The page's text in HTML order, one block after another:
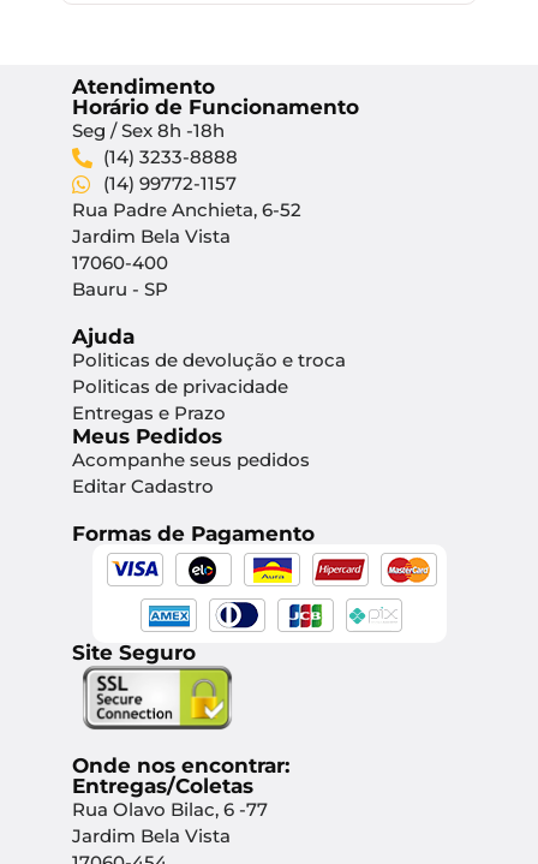
Atendimento
Horário de Funcionamento
Seg / Sex 8h -18h
(14) 3233-8888
(14) 99772-1157
Rua Padre Anchieta, 6-52
Jardim Bela Vista
17060-400
Bauru - SP
Ajuda
Politicas de devolução e troca
Politicas de privacidade
Entregas e Prazo
Meus Pedidos
Acompanhe seus pedidos
Editar Cadastro
Formas de Pagamento
Site Seguro
Onde nos encontrar:
Entregas/Coletas
Rua Olavo Bilac, 6 -77
Jardim Bela Vista